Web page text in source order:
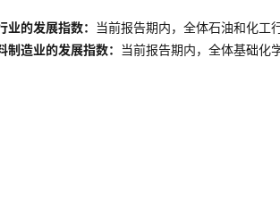
业的发展指数： 当前报告期内，全体石油和化工
制造业的发展指数： 当前报告期内，全体基础化